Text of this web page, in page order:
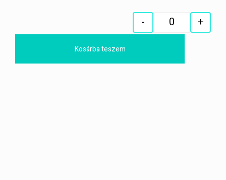
Quantity
- +
Kosárba teszem